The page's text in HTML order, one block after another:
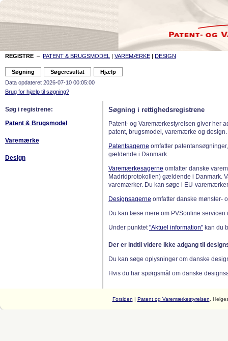
REGISTRE – PATENT & BRUGSMODEL | VAREMÆRKE | DESIGN
Data opdateret 2026-07-10 00:05:00
Brug for hjælp til søgning?
Søg i registrene:
Patent & Brugsmodel
Varemærke
Design
Søgning i rettighedsregistrene
Patent- og Varemærkestyrelsen giver her
patent, brugsmodel, varemærke og design.
Patentsagerne omfatter
gældende i Danmark.
Varemærkesagerne omfatter danske
Madridprotokollen) gældende i Danmark.
varemærker. Du kan søge i EU-
Designsagerne omfatter danske mønster-
Du kan læse mere om PVSonline
Under punktet"Aktuel information" kan du
Der er indtil videre ikke adgang til
Du kan søge oplysninger om danske
Hvis du har spørgsmål om danske
Forsiden | Patent og Varemærkestyrelsen ,